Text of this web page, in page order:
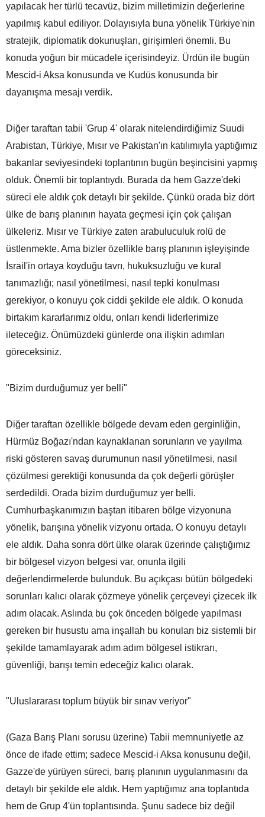
yapılacak her türlü tecavüz, bizim milletimizin değerlerine
yapılmış kabul ediliyor. Dolayısıyla buna yönelik Türkiye'nin
stratejik, diplomatik dokunuşları, girişimleri önemli. Bu
konuda yoğun bir mücadele içerisindeyiz. Ürdün ile bugün
Mescid-i Aksa konusunda ve Kudüs konusunda bir
dayanışma mesajı verdik.
Diğer taraftan tabii 'Grup 4' olarak nitelendirdiğimiz Suudi
Arabistan, Türkiye, Mısır ve Pakistan'ın katılımıyla yaptığımız
bakanlar seviyesindeki toplantının bugün beşincisini yapmış
olduk. Önemli bir toplantıydı. Burada da hem Gazze'deki
süreci ele aldık çok detaylı bir şekilde. Çünkü orada biz dört
ülke de barış planının hayata geçmesi için çok çalışan
ülkeleriz. Mısır ve Türkiye zaten arabuluculuk rolü de
üstlenmekte. Ama bizler özellikle barış planının işleyişinde
İsrail'in ortaya koyduğu tavrı, hukuksuzluğu ve kural
tanımazlığı; nasıl yönetilmesi, nasıl tepki konulması
gerekiyor, o konuyu çok ciddi şekilde ele aldık. O konuda
birtakım kararlarımız oldu, onları kendi liderlerimize
ileteceğiz. Önümüzdeki günlerde ona ilişkin adımları
göreceksiniz.
"Bizim durduğumuz yer belli"
Diğer taraftan özellikle bölgede devam eden gerginliğin,
Hürmüz Boğazı'ndan kaynaklanan sorunların ve yayılma
riski gösteren savaş durumunun nasıl yönetilmesi, nasıl
çözülmesi gerektiği konusunda da çok değerli görüşler
serdedildi. Orada bizim durduğumuz yer belli.
Cumhurbaşkanımızın baştan itibaren bölge vizyonuna
yönelik, barışına yönelik vizyonu ortada. O konuyu detaylı
ele aldık. Daha sonra dört ülke olarak üzerinde çalıştığımız
bir bölgesel vizyon belgesi var, onunla ilgili
değerlendirmelerde bulunduk. Bu açıkçası bütün bölgedeki
sorunları kalıcı olarak çözmeye yönelik çerçeveyi çizecek ilk
adım olacak. Aslında bu çok önceden bölgede yapılması
gereken bir husustu ama inşallah bu konuları biz sistemli bir
şekilde tamamlayarak adım adım bölgesel istikrarı,
güvenliği, barışı temin edeceğiz kalıcı olarak.
"Uluslararası toplum büyük bir sınav veriyor"
(Gaza Barış Planı sorusu üzerine) Tabii memnuniyetle az
önce de ifade ettim; sadece Mescid-i Aksa konusunu değil,
Gazze'de yürüyen süreci, barış planının uygulanmasını da
detaylı bir şekilde ele aldık. Hem yaptığımız ana toplantıda
hem de Grup 4'ün toplantısında. Şunu sadece biz değil